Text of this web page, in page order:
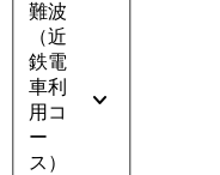
難波
（近
鉄電
車利
用コ
ー
ス）
expand_more